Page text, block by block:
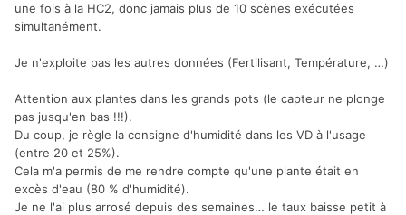
une fois à la HC2, donc jamais plus de 10 scènes exécutées
simultanément.
Je n'exploite pas les autres données (Fertilisant, Température, …)
Attention aux plantes dans les grands pots (le capteur ne plonge
pas jusqu'en bas !!!).
Du coup, je règle la consigne d'humidité dans les VD à l'usage
(entre 20 et 25%).
Cela m'a permis de me rendre compte qu'une plante était en
excès d'eau (80 % d'humidité).
Je ne l'ai plus arrosé depuis des semaines… le taux baisse petit à